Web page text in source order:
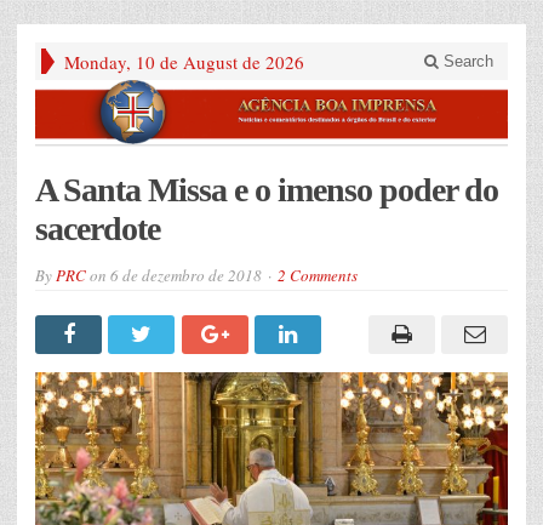
Monday, 10 de August de 2026 Search
A Santa Missa e o imenso poder do
sacerdote
ByPRCon 6 de dezembro de 2018 2 Comments